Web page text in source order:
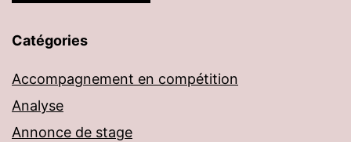
Catégories
Accompagnement en compétition
Analyse
Annonce de stage